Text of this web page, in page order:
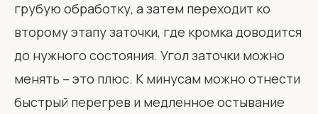
грубую обработку, а затем переходит ко
второму этапу заточки, где кромка доводится
до нужного состояния. Угол заточки можно
менять – это плюс. К минусам можно отнести
быстрый перегрев и медленное остывание